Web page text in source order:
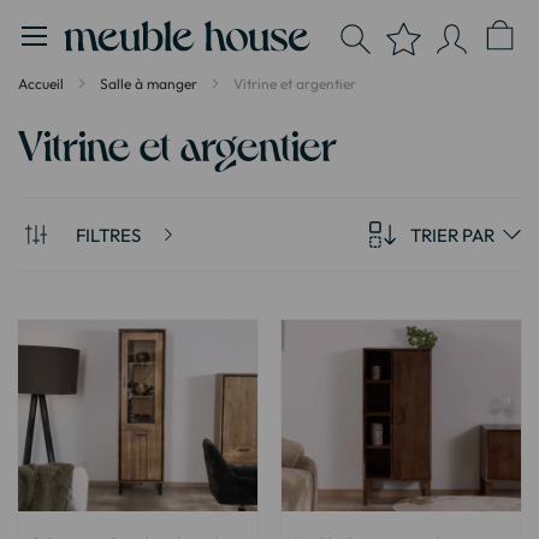
Accueil Salle à manger Vitrine et argentier
Vitrine et argentier
FILTRES TRIER PAR